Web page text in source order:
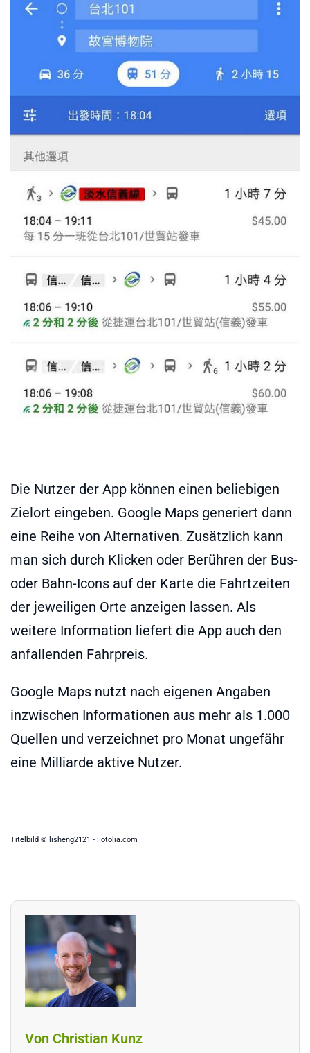
Die Nutzer der App können einen beliebigen
Zielort eingeben. Google Maps generiert dann
eine Reihe von Alternativen. Zusätzlich kann
man sich durch Klicken oder Berühren der Bus-
oder Bahn-Icons auf der Karte die Fahrtzeiten
der jeweiligen Orte anzeigen lassen. Als
weitere Information liefert die App auch den
anfallenden Fahrpreis.
Google Maps nutzt nach eigenen Angaben
inzwischen Informationen aus mehr als 1.000
Quellen und verzeichnet pro Monat ungefähr
eine Milliarde aktive Nutzer.
Titelbild © lisheng2121 - Fotolia.com
Von Christian Kunz